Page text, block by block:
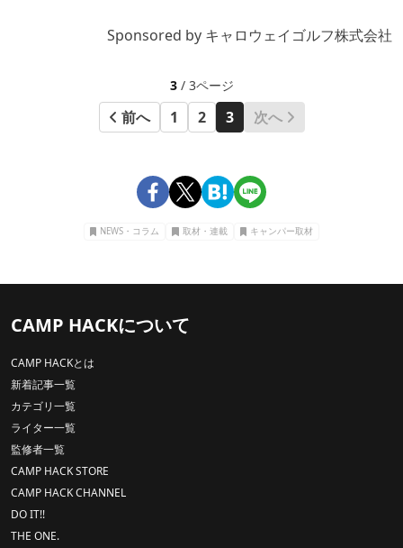
Sponsored by キャロウェイゴルフ株式会社
3/ 3ページ
前へ 1 2 3 次へ
NEWS・コラム 取材・連載 キャンパー取材
CAMP HACKについて
CAMP HACKとは
新着記事一覧
カテゴリ一覧
ライター一覧
監修者一覧
CAMP HACK STORE
CAMP HACK CHANNEL
DO IT!!
THE ONE.